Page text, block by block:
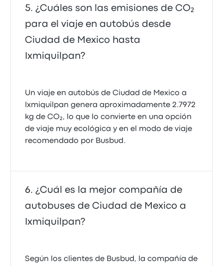
¿Cuáles son las emisiones de CO₂
para el viaje en autobús desde
Ciudad de Mexico hasta
Ixmiquilpan?
Un viaje en autobús de Ciudad de Mexico a
Ixmiquilpan genera aproximadamente 2.7972
kg de CO₂, lo que lo convierte en una opción
de viaje muy ecológica y en el modo de viaje
recomendado por Busbud.
¿Cuál es la mejor compañía de
autobuses de Ciudad de Mexico a
Ixmiquilpan?
Según los clientes de Busbud, la compañía de